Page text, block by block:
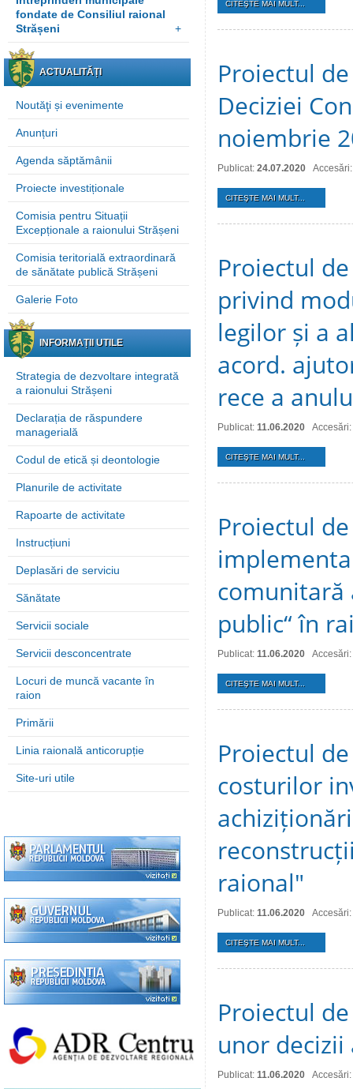
fondate de Consiliul raional
Strășeni
+
ACTUALITĂȚI
Noutăţi și evenimente
Anunțuri
Agenda săptămânii
Proiecte investiționale
Comisia pentru Situații
Excepționale a raionului Strășeni
Comisia teritorială extraordinară
de sănătate publică Strășeni
Galerie Foto
INFORMAȚII UTILE
Strategia de dezvoltare integrată
a raionului Strășeni
Declarația de răspundere
managerială
Codul de etică și deontologie
Planurile de activitate
Rapoarte de activitate
Instrucțiuni
Deplasări de serviciu
Sănătate
Servicii sociale
Servicii desconcentrate
Locuri de muncă vacante în
raion
Primării
Linia raională anticorupție
Site-uri utile
CITEŞTE MAI MULT...
Proiectul
Deciziei
noiembrie
Publicat: 24.07.2020
CITEŞTE MAI MULT...
Proiectul
privind
legilor și a
acord.
rece a
Publicat: 11.06.2020
CITEŞTE MAI MULT...
Proiectul
comunitară
public“ în
Publicat: 11.06.2020
CITEŞTE MAI MULT...
Proiectul
costurilor
raional"
Publicat: 11.06.2020
CITEŞTE MAI MULT...
Proiectul
unor
Publicat: 11.06.2020